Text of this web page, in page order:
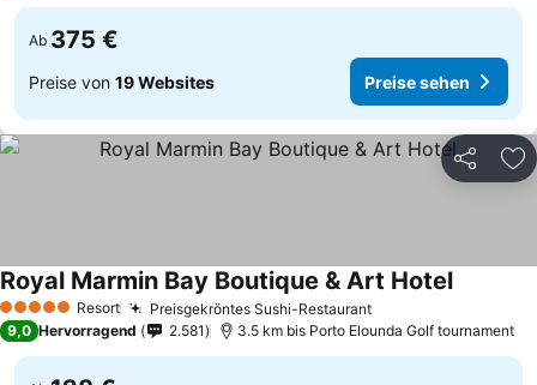
Ab 375 €
Preise von 19 Websites Preise sehen
Teilen
5 Sterne Resort Preisgekröntes Sushi-Restaurant
Royal Marmin Bay Boutique & Art Hotel
9,0 Hervorragend 2.581 3.5 km bis Porto Elounda Golf tournament